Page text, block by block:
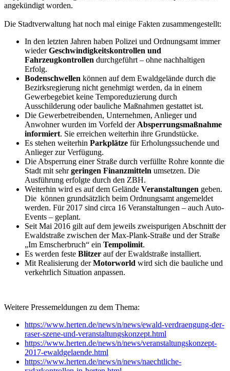
angekündigt worden.
Die Stadtverwaltung hat noch mal einige Fakten zusammengestellt:
In den letzten Jahren haben Polizei und Ordnungsamt immer
wiederGeschwindigkeitskontrollen und
Fahrzeugkontrollen durchgeführt – ohne nachhaltigen
Erfolg.
Bodenschwellen können auf dem Ewaldgelände durch die
Bezirksregierung nicht genehmigt werden, da in einem
Gewerbegebiet keine Temporeduzierung durch
Ausschilderung oder bauliche Maßnahmen gestattet ist.
Die Gewerbetreibenden, Unternehmen, Anlieger und
Anwohner wurden im Vorfeld derAbsperrungsmaßnahme
informiert. Sie erreichen weiterhin ihre Grundstücke.
Es stehen weiterhin Parkplätze für Erholungssuchende und
Anlieger zur Verfügung.
Die Absperrung einer Straße durch verfüllte Rohre konnte die
Stadt mit sehrgeringen Finanzmitteln umsetzen. Die
Ausführung erfolgte durch den ZBH.
Weiterhin wird es auf dem Gelände Veranstaltungen geben.
Die können grundsätzlich beim Ordnungsamt angemeldet
werden. Für 2017 sind circa 16 Veranstaltungen – auch Auto-
Events – geplant.
Seit Mai 2016 gilt auf dem jeweils zweispurigen Abschnitt der
Ewaldstraße zwischen der Max-Plank-Straße und der Straße
„Im Emscherbruch“ ein Tempolimit.
Es werden feste Blitzer auf der Ewaldstraße installiert.
Mit Realisierung derMotorworld wird sich die bauliche und
verkehrlich Situation anpassen.
Weitere Pressemeldungen zu dem Thema:
https://www.herten.de/news/n/news/ewald-verdraengung-der-
raser-szene-und-veranstaltungskonzept.html
https://www.herten.de/news/n/news/veranstaltungskonzept-
2017-ewaldgelaende.html
https://www.herten.de/news/n/news/naechtliche-